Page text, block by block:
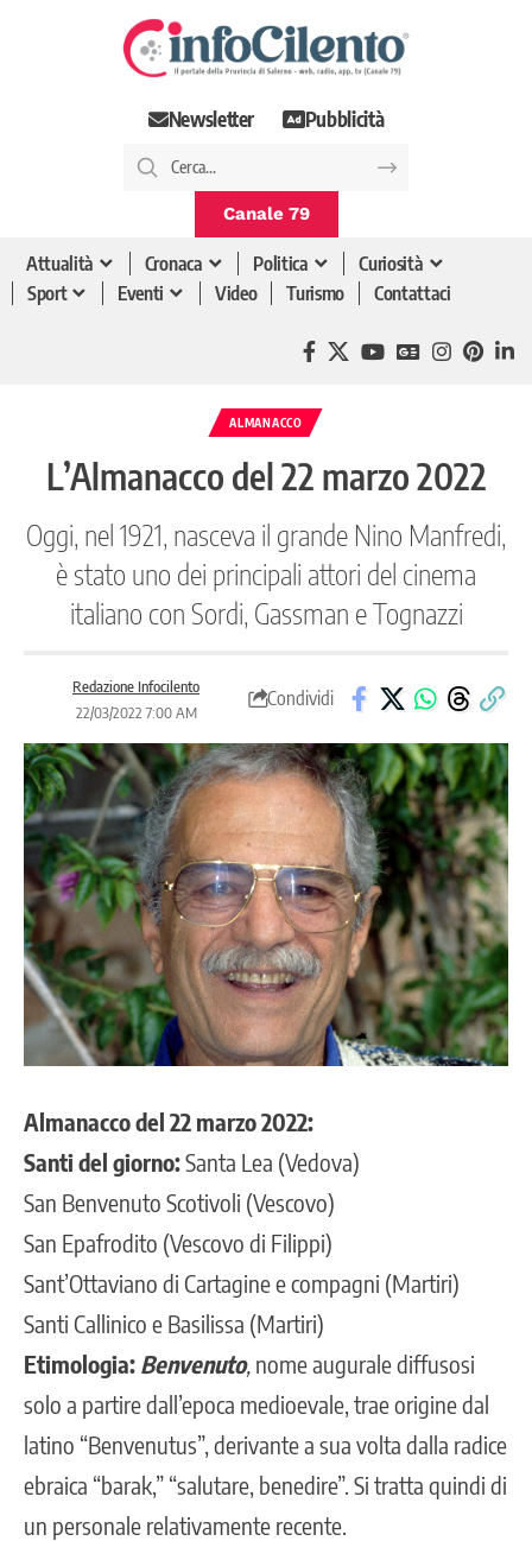
Newsletter Pubblicità
Canale 79
Attualità Cronaca Politica
Curiosità
Sport
Eventi Video Turismo Contattaci
ALMANACCO
L’Almanacco del 22 marzo 2022
Oggi, nel 1921, nasceva il grande Nino Manfredi,
è stato uno dei principali attori del cinema
italiano con Sordi, Gassman e Tognazzi
Redazione Infocilento
22/03/2022 7:00 AM
Condividi
Almanacco del 22 marzo 2022:
Santi del giorno:Santa Lea (Vedova)
San Benvenuto Scotivoli (Vescovo)
San Epafrodito (Vescovo di Filippi)
Sant’Ottaviano di Cartagine e compagni (Martiri)
Santi Callinico e Basilissa (Martiri)
Etimologia: Benvenuto, nome augurale diffusosi
solo a partire dall’epoca medioevale, trae origine dal
latino “Benvenutus”, derivante a sua volta dalla radice
ebraica “barak,” “salutare, benedire”. Si tratta quindi di
un personale relativamente recente.